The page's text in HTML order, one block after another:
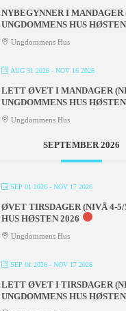
NYBEGYNNER I MANDAGER
UNGDOMMENS HUS
Ungdommens Hus
AUG 31 2026- NOV 16 2026
LETT ØVET I MANDAGER
UNGDOMMENS HUS
Ungdommens Hus
SEPTEMBER 2026
SEP 01 2026- NOV 17 2026
ØVET TIRSDAGER (NIVÅ 4-5/
HUS HØSTEN 2026
Ungdommens Hus
SEP 01 2026- NOV 17 2026
LETT ØVET I TIRSDAGER
UNGDOMMENS HUS